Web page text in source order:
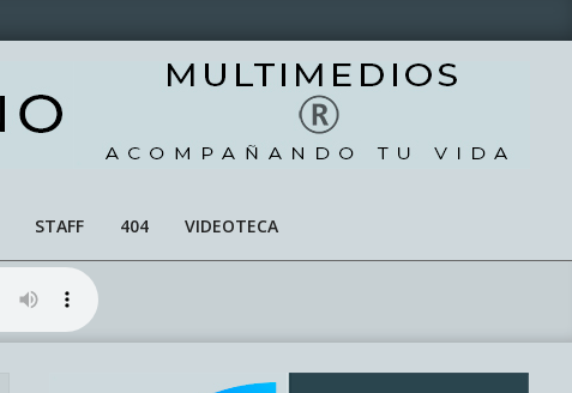
STAFF 404 VIDEOTECA